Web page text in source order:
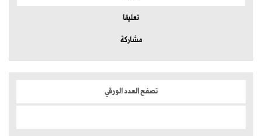
تعليقا
مشاركة
تصفح العدد الورقي